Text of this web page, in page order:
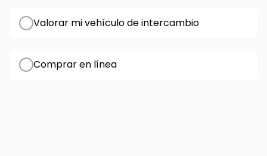
Valorar mi vehículo de intercambio
Comprar en línea